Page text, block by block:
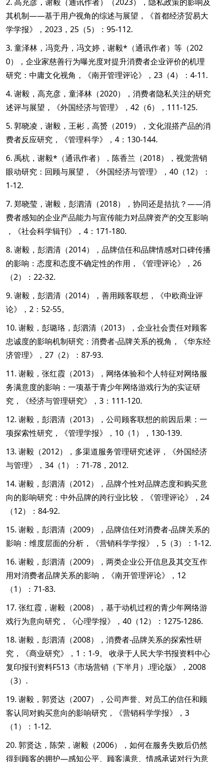
其机制——基于用户视角的综述与展望，《首都经济贸易大
学学报》，2023，25（5）：95-112.
3. 童泽林，冯竞丹，冯文婷，谢毅*（通讯作者）等（202
0），企业家慈善行为曝光度对提升消费者企业评价的机理
研究：中庸文化视角，《南开管理评论》，23（4）：4-11.
4. 谢毅，高充彦，童泽林（2020），消费者隐私关注的研究
述评与展望，《外国经济与管理》，42（6），111-125.
5. 郭晓凌，谢毅，王彬，高赟（2019），文化混搭产品的消
费者反应研究，《管理科学》，4：130-144.
6. 禹杭，谢毅*（通讯作者），陈香兰（2018），视觉营销
眼动研究：回顾与展望，《外国经济与管理》，40（12）：
1-12.
7. 郑晓莹，谢毅，彭泗清（2018），协同还是拮抗？——消
费者感知的企业产品能力与宣传能力对品牌资产的交互影响
，《社会科学辑刊》，4：171-180.
8. 谢毅，彭泗清（2014），品牌信任和品牌情感对口碑传播
的影响：态度和态度不确定性的作用，《管理评论》，26
（2）：22-32.
9. 谢毅，彭泗清（2014），善用顾客联想，《中欧商业评
论》，2：52-55。
10. 谢毅，彭璐珞，彭泗清（2013），企业社会责任对顾客
忠诚度的影响机制研究：消费者-品牌关系的视角，《华东经
济管理》，27（2）：87-93.
11. 谢毅，张红霞（2013），网络体验和个人特征对网络服
务满意度的影响：一项基于青少年网络游戏行为的实证研
究，《经济与管理研究》，3：111-120.
12. 谢毅，彭泗清（2013），公司顾客联想的前因后果：一
项探索性研究，《管理学报》，10（1），130-139.
13. 谢毅（2012），多渠道服务管理研究述评，《外国经济
与管理》，34（1）：71-78，2012.
14. 谢毅，彭泗清（2012），品牌个性对品牌态度和购买意
向的影响研究：中外品牌的跨行业比较，《管理评论》，24
（12）：84-92.
15. 谢毅，彭泗清（2009），品牌信任对消费者-品牌关系的
影响：维度层面的分析，《营销科学学报》，5（3）：1-12.
16. 谢毅，彭泗清（2009），两类企业公开信息及其交互作
用对消费者品牌关系的影响，《南开管理评论》，12
（1）：71-83.
17. 张红霞，谢毅（2008），基于动机过程的青少年网络游
戏行为意向研究，《心理学报》，40（12）：1275-1286.
18. 谢毅，彭泗清（2008），消费者-品牌关系的探索性研
究，《商业研究》，1：1-9。 收录于人民大学书报资料中心
复印报刊资料F513《市场营销（下半月）.理论版》，2008
（3）.
19. 谢毅，郭贤达（2007），公司声誉、对员工的信任和顾
客认同对购买意向的影响研究，《营销科学学报》，3
（1）：1-12.
20. 郭贤达，陈荣，谢毅（2006），如何在服务失败后仍然
得到顾客的拥护—感知公平、顾客满意、情感承诺对行为意